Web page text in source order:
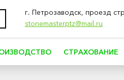
г. Петрозаводск, проезд
stonemasterptz@mail.ru
СТРАХОВАНИЕ